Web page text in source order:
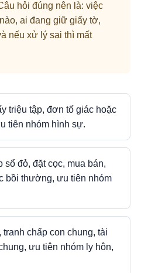
hỏi đúng nên là: việc
ai đang giữ giấy tờ,
nếu xử lý sai thì mất
triệu tập, đơn tố giác hoặc
tiên nhóm hình sự.
sổ đỏ, đặt cọc, mua bán,
bồi thường, ưu tiên nhóm
chấp con chung, tài
ưu tiên nhóm ly hôn,